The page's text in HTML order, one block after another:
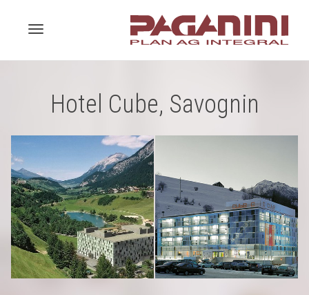
navigation
Hotel Cube, Savognin